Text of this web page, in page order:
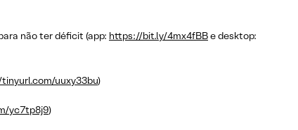
não ter déficit (app: https://bit.ly/4mx4fBBe desktop:
uuxy33bu)
yc7tp8j9)